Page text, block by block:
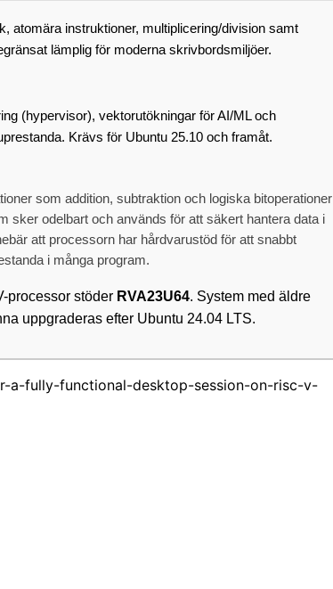
atomära instruktioner, multiplicering/division samt
lämplig för moderna skrivbordsmiljöer.
(hypervisor), vektorutökningar för AI/ML och
Krävs för Ubuntu 25.10 och framåt.
som addition, subtraktion och logiska bitoperationer
sker odelbart och används för att säkert hantera data i
att processorn har hårdvarustöd för att snabbt
i många program.
processor stöder RVA23U64. System med äldre
uppgraderas efter Ubuntu 24.04 LTS.
a-fully-functional-desktop-session-on-risc-v-